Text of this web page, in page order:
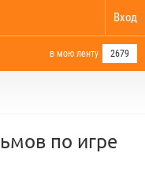
Вход
в мою ленту 2679
по игре